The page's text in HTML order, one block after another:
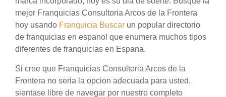
mejor Franquicias Consultoria Arcos de la Frontera
hoy usando Franquicia Buscar un popular directorio
de franquicias en espanol que enumera muchos tipos
diferentes de franquicias en Espana.
Si cree que Franquicias Consultoria Arcos de la
Frontera no seria la opcion adecuada para usted,
sientase libre de navegar por nuestro completo